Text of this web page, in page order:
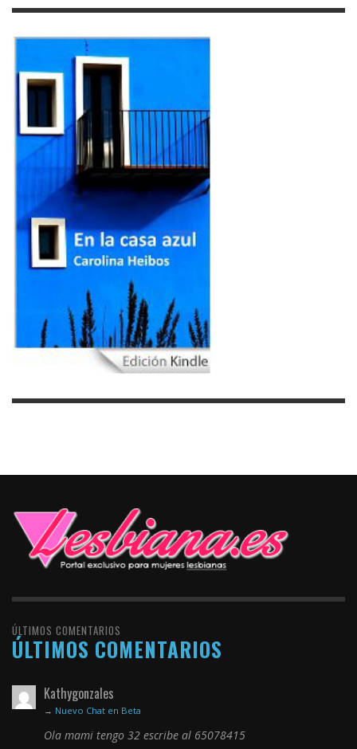
ÚLTIMOS COMENTARIOS
ÚLTIMOS COMENTARIOS
Kathygonzales
→ Nuevo Chat en Beta
Ola mami tengo 32 escribe al 65078415